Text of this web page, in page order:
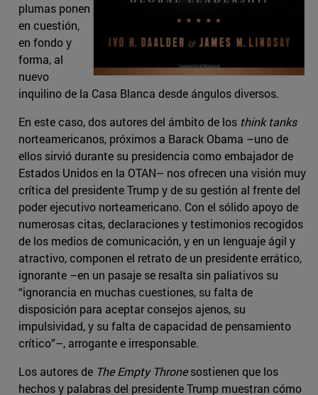
plumas ponen
en cuestión,
en fondo y
forma, al
nuevo
inquilino de la Casa Blanca desde ángulos diversos.
En este caso, dos autores del ámbito de los think tanks
norteamericanos, próximos a Barack Obama –uno de
ellos sirvió durante su presidencia como embajador de
Estados Unidos en la OTAN– nos ofrecen una visión muy
crítica del presidente Trump y de su gestión al frente del
poder ejecutivo norteamericano. Con el sólido apoyo de
numerosas citas, declaraciones y testimonios recogidos
de los medios de comunicación, y en un lenguaje ágil y
atractivo, componen el retrato de un presidente errático,
ignorante –en un pasaje se resalta sin paliativos su
“ignorancia en muchas cuestiones, su falta de
disposición para aceptar consejos ajenos, su
impulsividad, y su falta de capacidad de pensamiento
crítico”–, arrogante e irresponsable.
Los autores de The Empty Thronesostienen que los
hechos y palabras del presidente Trump muestran cómo